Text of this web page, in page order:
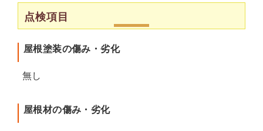
点検項目
屋根塗装の傷み・劣化
無し
屋根材の傷み・劣化